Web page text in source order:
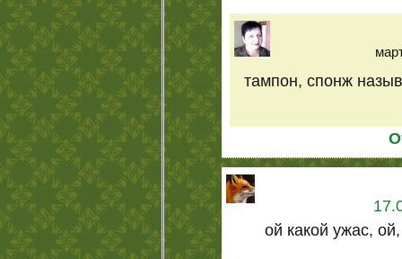
тампон, спонж
ой какой ужас,